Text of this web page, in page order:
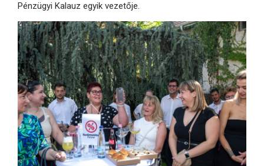
Pénzügyi Kalauz egyik vezetője.